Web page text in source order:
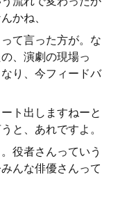
かね、
て言った方が。な
、演劇の現場っ
り、今フィードバ
ト出しますねーと
と、あれですよ。
役者さんっていう
んな俳優さんって